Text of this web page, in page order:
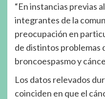
“En instancias previas
integrantes de la
preocupación en
de distintos problemas
broncoespasmo y
Los datos relevados
coinciden en que el